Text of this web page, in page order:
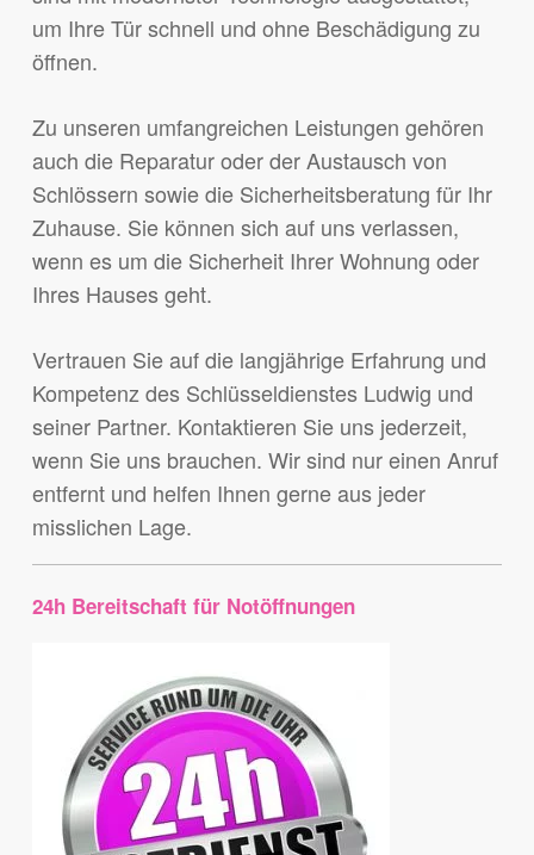
um Ihre Tür schnell und ohne Beschädigung zu
öffnen.
Zu unseren umfangreichen Leistungen gehören
auch die Reparatur oder der Austausch von
Schlössern sowie die Sicherheitsberatung für Ihr
Zuhause. Sie können sich auf uns verlassen,
wenn es um die Sicherheit Ihrer Wohnung oder
Ihres Hauses geht.
Vertrauen Sie auf die langjährige Erfahrung und
Kompetenz des Schlüsseldienstes Ludwig und
seiner Partner. Kontaktieren Sie uns jederzeit,
wenn Sie uns brauchen. Wir sind nur einen Anruf
entfernt und helfen Ihnen gerne aus jeder
misslichen Lage.
24h Bereitschaft für Notöffnungen